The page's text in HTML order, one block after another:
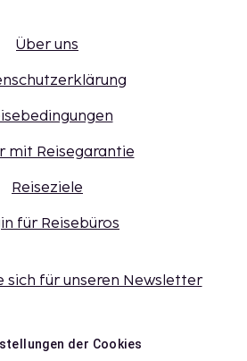
Über uns
mit Reisegarantie
Reiseziele
für Reisebüros
sich für unseren Newsletter
der Cookies